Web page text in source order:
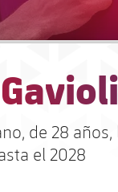
de 28
el 2028